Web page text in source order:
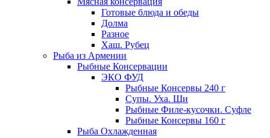
Готовые блюда и обеды
Долма
Разное
Хаш. Рубец
Рыба из Армении
Рыбные Консервации
ЭКО ФУД
Рыбные Консервы 240 г
Супы. Уха. Щи
Рыбные Филе-кусочки. Суфле
Рыбные Консервы 160 г
Рыба Охлажденная